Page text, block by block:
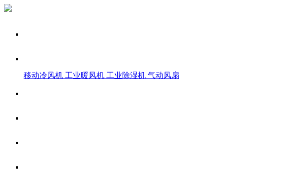
移动冷风机 工业暖风机 工业除湿机 气动风扇